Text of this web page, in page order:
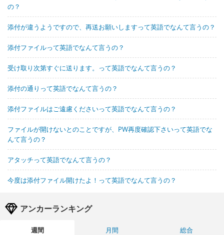
の？
添付が違うようですので、再送お願いしますって英語でなんて言うの？
添付ファイルって英語でなんて言うの？
受け取り次第すぐに送ります。って英語でなんて言うの？
添付の通りって英語でなんて言うの？
添付ファイルはご遠慮くださいって英語でなんて言うの？
ファイルが開けないとのことですが、PW再度確認下さいって英語でな
んて言うの？
アタッチって英語でなんて言うの？
今度は添付ファイル開けたよ！って英語でなんて言うの？
アンカーランキング
週間 月間
総合